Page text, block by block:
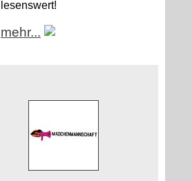
lesenswert!
mehr...